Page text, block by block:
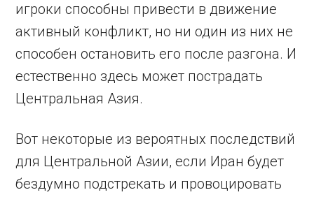
игроки способны привести в движение
активный конфликт, но ни один из них не
способен остановить его после разгона. И
естественно здесь может пострадать
Центральная Азия.
Вот некоторые из вероятных последствий
для Центральной Азии, если Иран будет
бездумно подстрекать и провоцировать